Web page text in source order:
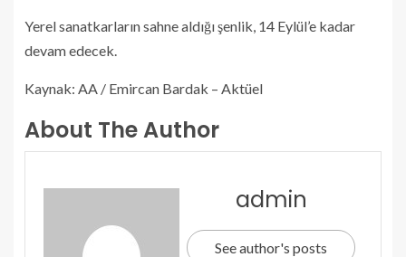
Yerel sanatkarların sahne aldığı şenlik, 14 Eylül’e kadar
devam edecek.
Kaynak: AA / Emircan Bardak – Aktüel
About The Author
admin
See author's posts